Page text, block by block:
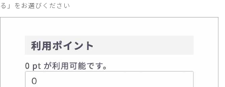
る」をお選びください